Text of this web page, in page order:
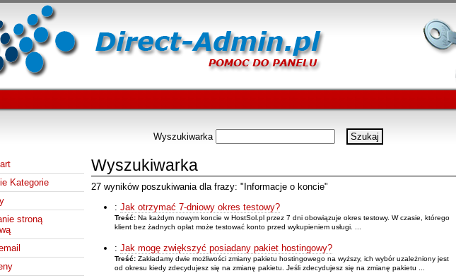
Wyszukiwarka
Kategorie
stroną
Wyszukiwarka
27 wyników poszukiwania dla frazy: "Informacje o koncie"
: Jak otrzymać 7-dniowy okres testowy?
Treść: Na każdym nowym koncie w HostSol.pl przez 7 dni obowiązuje okres testowy. W czasie, którego
klient bez żadnych opłat może testować konto przed wykupieniem usługi. ...
: Jak mogę zwiększyć posiadany pakiet hostingowy?
Treść: Zakładamy dwie możliwości zmiany pakietu hostingowego na wyższy, ich wybór uzależniony jest
od okresu kiedy zdecydujesz się na zmianę pakietu. Jeśli zdecydujesz się na zmianę pakietu ...